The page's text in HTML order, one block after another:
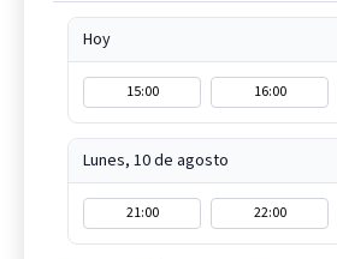
Hoy
15:00 16:00
Lunes, 10 de agosto
21:00 22:00